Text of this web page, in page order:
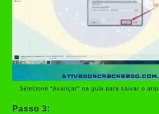
Selecione “Avançar” na guia para salvar o
Passo 3: